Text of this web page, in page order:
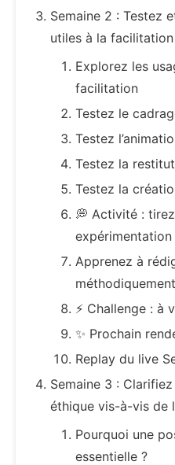
Semaine 2 : Testez
utiles à la facilitation
Explorez les
facilitation
Testez le
Testez
Testez la
Testez la
💭 Activité :
expérimentation
Apprenez à
méthodiquement
⚡ Challenge : à
✨ Prochain
Replay du live
Semaine 3 :
éthique vis-à-vis de
Pourquoi une
essentielle ?